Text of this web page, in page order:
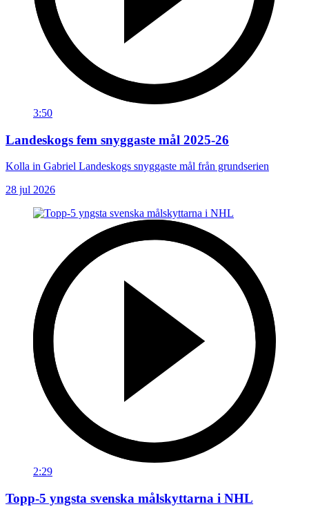
3:50
Landeskogs fem snyggaste mål 2025-26
Kolla in Gabriel Landeskogs snyggaste mål från grundserien
28 jul 2026
2:29
Topp-5 yngsta svenska målskyttarna i NHL